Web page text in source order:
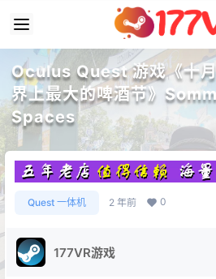
Oculus Quest 游戏《十
界上最大的啤酒节》
Spaces
Quest 一体机 2 年前 0
177VR游戏